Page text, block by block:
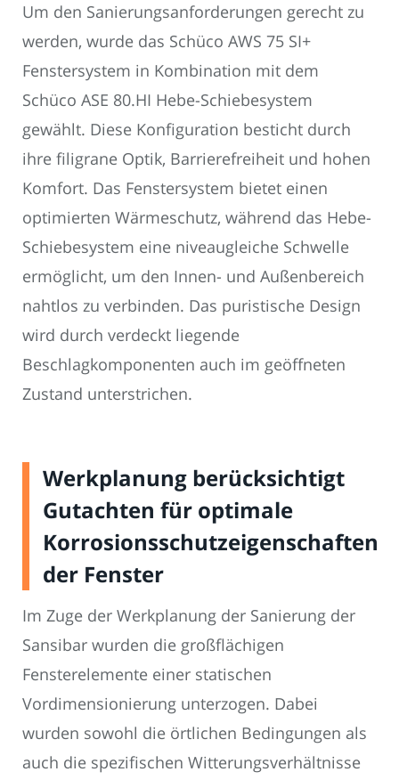
Um den Sanierungsanforderungen gerecht zu
werden, wurde das Schüco AWS 75 SI+
Fenstersystem in Kombination mit dem
Schüco ASE 80.HI Hebe-Schiebesystem
gewählt. Diese Konfiguration besticht durch
ihre filigrane Optik, Barrierefreiheit und hohen
Komfort. Das Fenstersystem bietet einen
optimierten Wärmeschutz, während das Hebe-
Schiebesystem eine niveaugleiche Schwelle
ermöglicht, um den Innen- und Außenbereich
nahtlos zu verbinden. Das puristische Design
wird durch verdeckt liegende
Beschlagkomponenten auch im geöffneten
Zustand unterstrichen.
Werkplanung berücksichtigt
Gutachten für optimale
Korrosionsschutzeigenschaften
der Fenster
Im Zuge der Werkplanung der Sanierung der
Sansibar wurden die großflächigen
Fensterelemente einer statischen
Vordimensionierung unterzogen. Dabei
wurden sowohl die örtlichen Bedingungen als
auch die spezifischen Witterungsverhältnisse